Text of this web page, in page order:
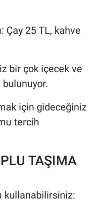
Çay 25 TL, kahve
bir çok içecek ve
için gideceğiniz
tercih
TAŞIMA
kullanabilirsiniz: